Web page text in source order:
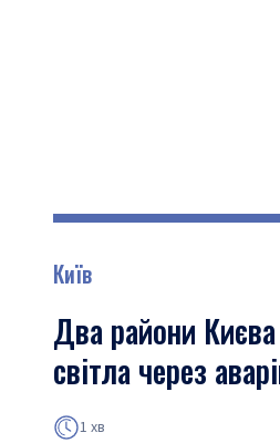
Київ
Два райони
світла через
1 хв